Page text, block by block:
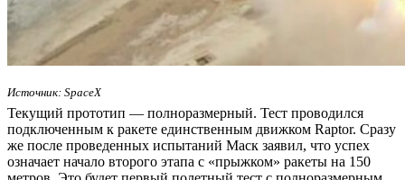
Источник: SpaceX
Текущий прототип — полноразмерный. Тест проводился
подключенным к ракете единственным движком Raptor. Сразу
же после проведенных испытаний Маск заявил, что успех
означает начало второго этапа с «прыжком» ракеты на 150